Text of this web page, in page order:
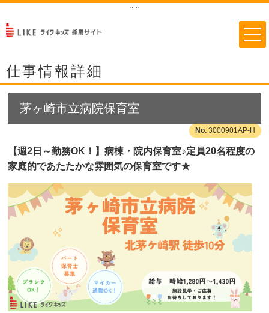
" "
仕事情報詳細
茅ヶ崎市立病院保育室
3000901AP-H
【週2日～勤務OK！】病棟・院内保育室♪定員20名程度の
家庭的であたたかな雰囲気の保育室です★